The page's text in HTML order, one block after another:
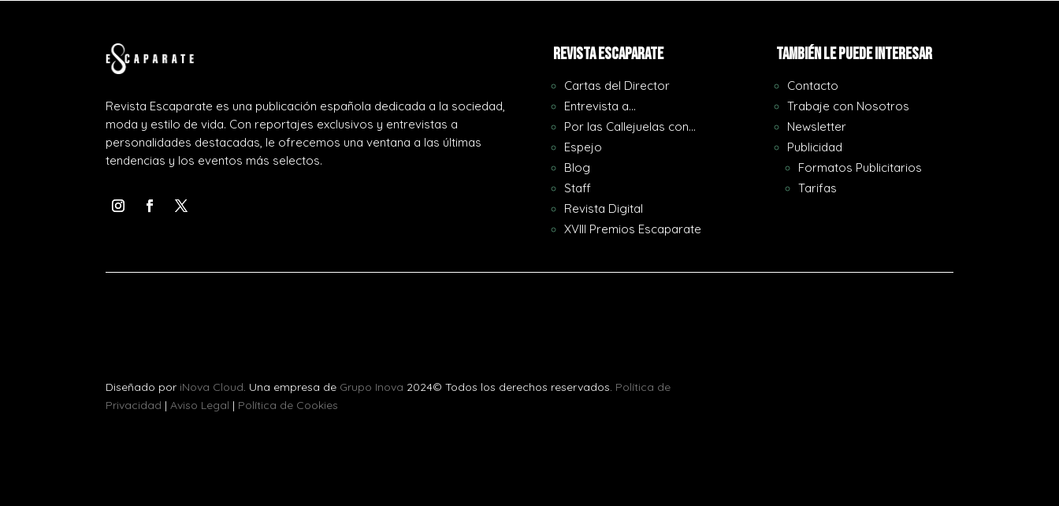
Revista Escaparate es una publicación española dedicada a la sociedad,
moda y estilo de vida. Con reportajes exclusivos y entrevistas a
personalidades destacadas, le ofrecemos una ventana a las últimas
tendencias y los eventos más selectos.
REVISTA ESCAPARATE
Cartas del Director
Entrevista a…
Por las Callejuelas con…
Espejo
Blog
Staff
Revista Digital
XVIII Premios Escaparate
También le puede interesar
Contacto
Trabaje con Nosotros
Newsletter
Publicidad
Formatos Publicitarios
Tarifas
Diseñado por iNova Cloud. Una empresa de Grupo Inova 2024© Todos los derechos reservados. Política de
Privacidad |Aviso Legal | Política de Cookies